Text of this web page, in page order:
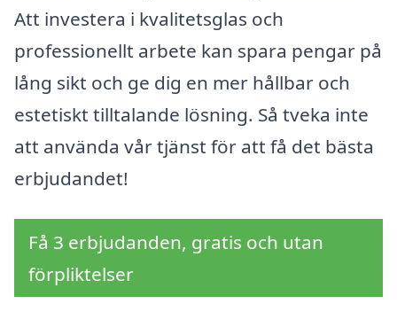
Att investera i kvalitetsglas och
professionellt arbete kan spara pengar på
lång sikt och ge dig en mer hållbar och
estetiskt tilltalande lösning. Så tveka inte
att använda vår tjänst för att få det bästa
erbjudandet!
Få 3 erbjudanden, gratis och utan
förpliktelser